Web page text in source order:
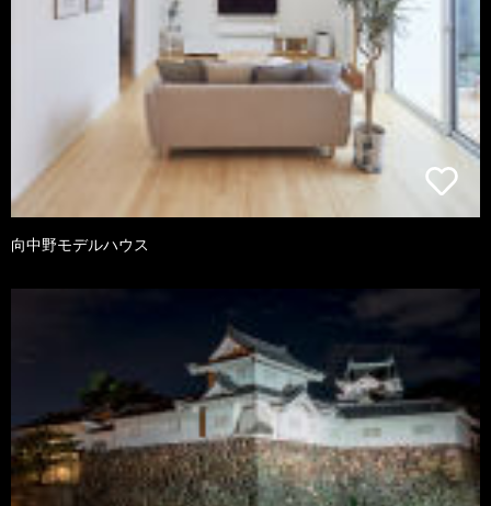
向中野モデルハウス